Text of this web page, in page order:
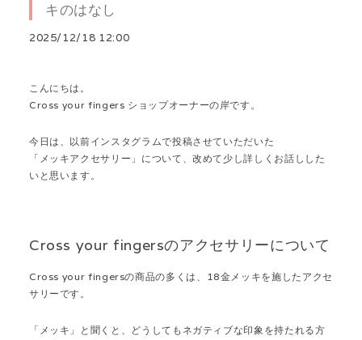
キのはなし
2025/12/18 12:00
こんにちは。
Cross your fingers ショップオーナーの岸です。
今日は、以前インスタグラムで投稿させていただいた
「メッキアクセサリー」について、改めて少し詳しくお話しした
いと思います。
Cross your fingersのアクセサリーについて
Cross your fingersの商品の多くは、18金メッキを施したアクセ
サリーです。
「メッキ」と聞くと、どうしてもネガティブな印象を持たれる方